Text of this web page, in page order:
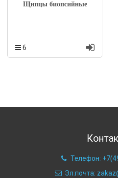
Щипцы биопсийные
6
Телефон:
Эл.почта: